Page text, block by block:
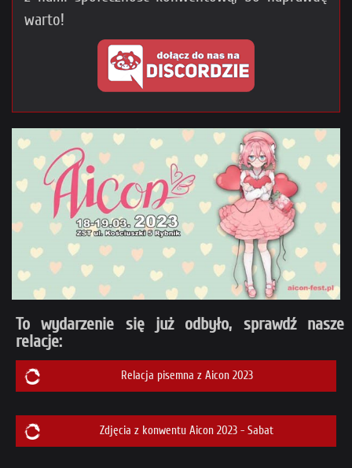
warto!
To wydarzenie się już odbyło, sprawdź nasze
relacje:
Relacja pisemna z Aicon 2023
Zdjęcia z konwentu Aicon 2023 - Sabat